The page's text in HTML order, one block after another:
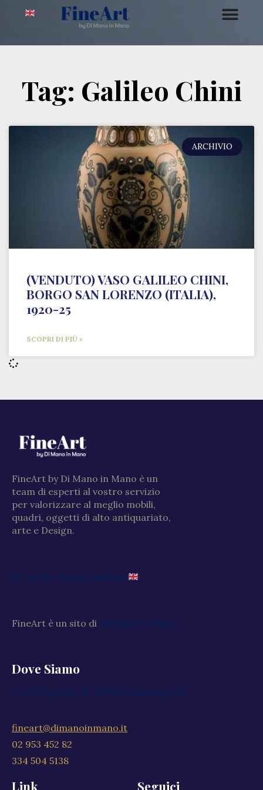
Tag: Galileo Chini
ARCHIVIO
(VENDUTO) VASO GALILEO CHINI,
BORGO SAN LORENZO (ITALIA),
1920-25
SCOPRI DI PIÙ »
FineArt by Di Mano in Mano è un
team di esperti al vostro servizio
per valorizzare al meglio mobili,
quadri, oggetti di alto antiquariato,
arte e Design.
Go to the English website
FineArt è un sito di Di Mano in Mano
Dove Siamo
Via XXV Aprile, 59, 20040 Cambiago MI
fineart@dimanoinmano.it
02 953 452 82
334 504 5138
Link Seguici